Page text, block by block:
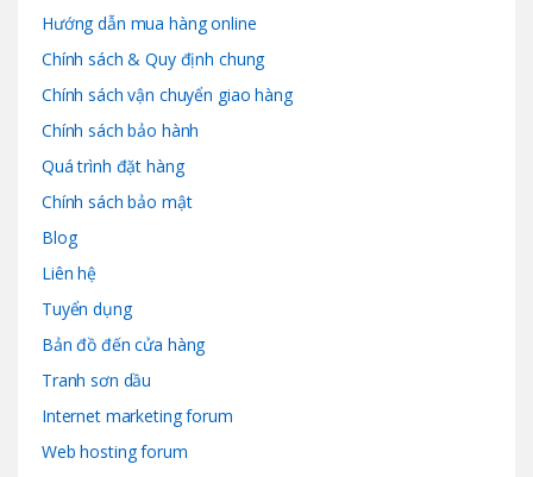
Hướng dẫn mua hàng online
Chính sách & Quy định chung
Chính sách vận chuyển giao hàng
Chính sách bảo hành
Quá trình đặt hàng
Chính sách bảo mật
Blog
Liên hệ
Tuyển dụng
Bản đồ đến cửa hàng
Tranh sơn dầu
Internet marketing forum
Web hosting forum